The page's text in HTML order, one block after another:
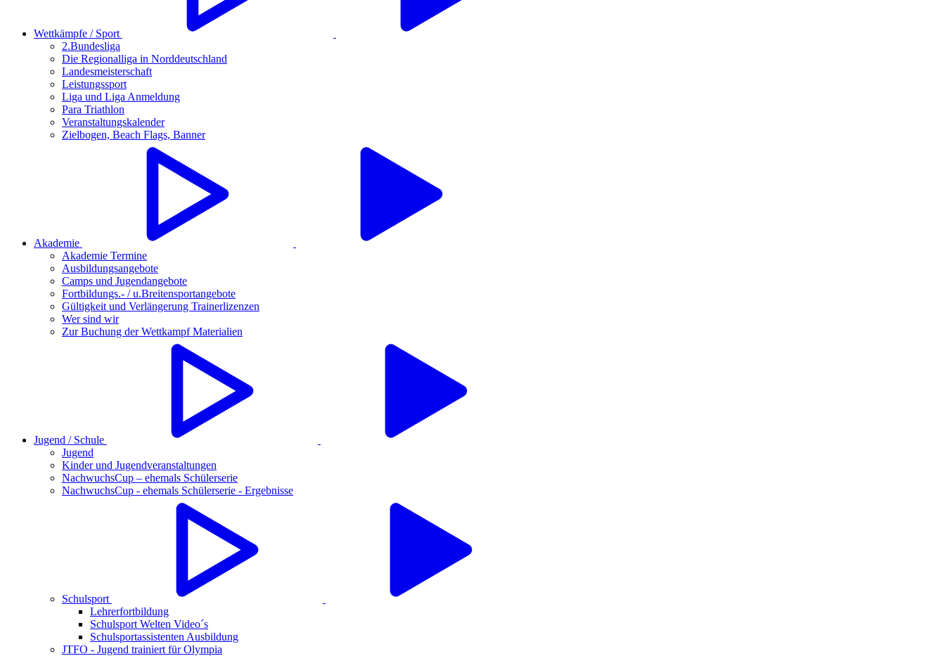
Wettkämpfe / Sport
2.Bundesliga
Die Regionalliga in Norddeutschland
Landesmeisterschaft
Leistungssport
Liga und Liga Anmeldung
Para Triathlon
Veranstaltungskalender
Zielbogen, Beach Flags, Banner
Akademie
Akademie Termine
Ausbildungsangebote
Camps und Jugendangebote
Fortbildungs.- / u.Breitensportangebote
Gültigkeit und Verlängerung Trainerlizenzen
Wer sind wir
Zur Buchung der Wettkampf Materialien
Jugend / Schule
Jugend
Kinder und Jugendveranstaltungen
NachwuchsCup – ehemals Schülerserie
NachwuchsCup - ehemals Schülerserie - Ergebnisse
Schulsport
Lehrerfortbildung
Schulsport Welten Video´s
Schulsportassistenten Ausbildung
JTFO - Jugend trainiert für Olympia